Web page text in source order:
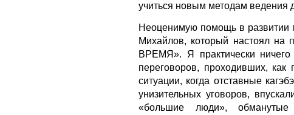
учиться новым методам ведения
Неоценимую помощь в развитии
Михайлов, который настоял на
ВРЕМЯ». Я практически
переговоров, проходивших,
ситуации, когда отставные
унизительных уговоров,
«большие люди»,